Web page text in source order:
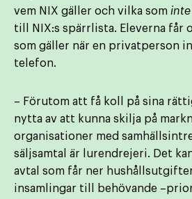
vem NIX gäller och vilka som inte
till NIX:s spärrlista. Eleverna får
som gäller när en privatperson
telefon.
– Förutom att få koll på sina
nytta av att kunna skilja på
organisationer med
säljsamtal är lurendrejeri. Det
avtal som får ner
insamlingar till behövande